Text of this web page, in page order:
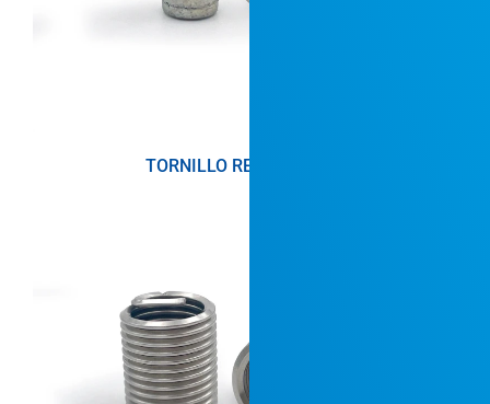
TORNILLO REMACHABLE